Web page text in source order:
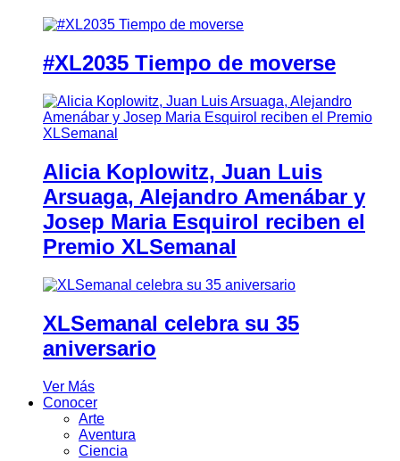
#XL2035 Tiempo de moverse
Alicia Koplowitz, Juan Luis
Arsuaga, Alejandro Amenábar y
Josep Maria Esquirol reciben el
Premio XLSemanal
XLSemanal celebra su 35
aniversario
Ver Más
Conocer
Arte
Aventura
Ciencia